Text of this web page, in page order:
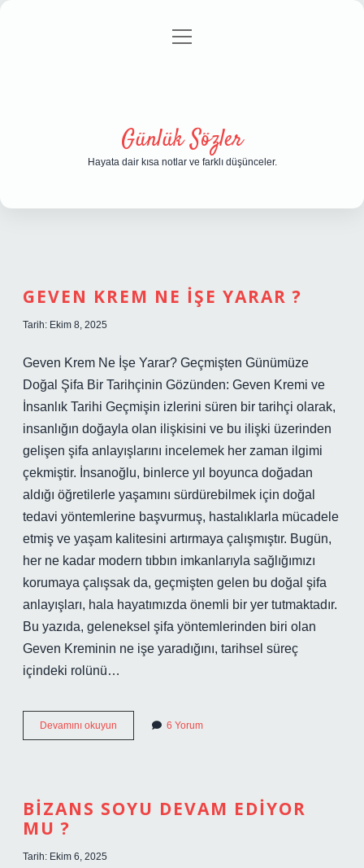
Gizlilik Politikası
menüyü
Günlük Sözler
Hayata dair kısa notlar ve farklı düşünceler.
SÖZLER
YAZILAR
GEVEN KREM NE IŞE YARAR ?
Tarih: Ekim 8, 2025
Geven Krem Ne İşe Yarar? Geçmişten Günümüze
Doğal Şifa Bir Tarihçinin Gözünden: Geven Kremi ve
İnsanlık Tarihi Geçmişin izlerini süren bir tarihçi olarak,
insanlığın doğayla olan ilişkisini ve bu ilişki üzerinden
gelişen şifa anlayışlarını incelemek her zaman ilgimi
çekmiştir. İnsanoğlu, binlerce yıl boyunca doğadan
aldığı öğretilerle yaşamını sürdürebilmek için doğal
tedavi yöntemlerine başvurmuş, hastalıklarla mücadele
etmiş ve yaşam kalitesini artırmaya çalışmıştır. Bugün,
her ne kadar modern tıbbın imkanlarıyla sağlığımızı
korumaya çalışsak da, geçmişten gelen bu doğal şifa
anlayışları, hala hayatımızda önemli bir yer tutmaktadır.
Bu yazıda, geleneksel şifa yöntemlerinden biri olan
Geven Kreminin ne işe yaradığını, tarihsel süreç
içindeki rolünü…
Devamını okuyun
krem
6 Yorum
BIZANS SOYU DEVAM EDIYOR
MU ?
Tarih: Ekim 6, 2025